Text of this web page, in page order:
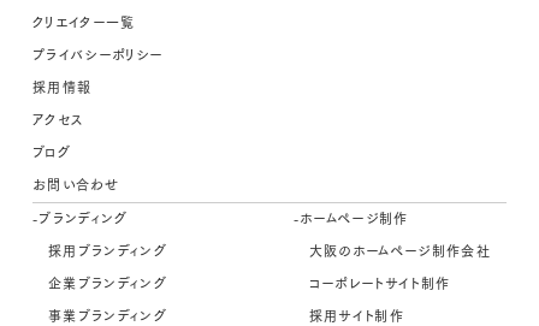
クリエイター一覧
プライバシーポリシー
採用情報
アクセス
ブログ
お問い合わせ
-ブランディング
採用ブランディング
企業ブランディング
事業ブランディング
-ホームページ制作
大阪のホームページ制作会社
コーポレートサイト制作
採用サイト制作